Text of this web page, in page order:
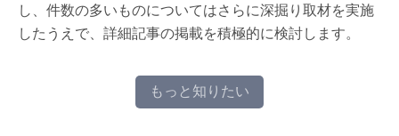
し、件数の多いものについてはさらに深掘り取材を実施
したうえで、詳細記事の掲載を積極的に検討します。
もっと知りたい